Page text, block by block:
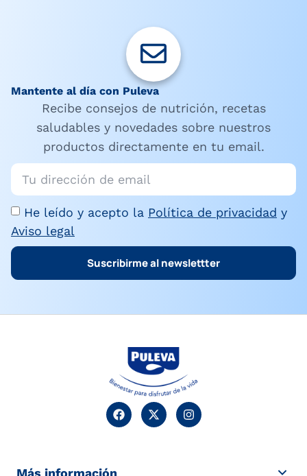
Mantente al día con Puleva
Recibe consejos de nutrición, recetas
saludables y novedades sobre nuestros
productos directamente en tu email.
He leído y acepto la Política de privacidad y
Aviso legal
Suscribirme al newslettter
Más información